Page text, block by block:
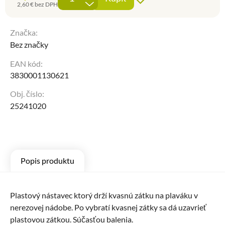
2,60€ bez DPH -
Značka:
Bez značky
EAN kód:
3830001130621
Obj. číslo:
25241020
Popis produktu
Plastový nástavec ktorý drží kvasnú zátku na plaváku v
nerezovej nádobe. Po vybratí kvasnej zátky sa dá uzavrieť
plastovou zátkou. Súčasťou balenia.